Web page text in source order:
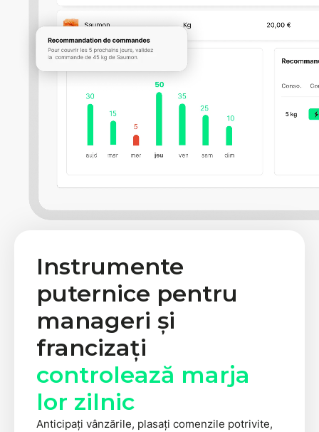
Instrumente
puternice pentru
manageri și
francizați
controlează marja
lor zilnic
Anticipați vânzările, plasați comenzile potrivite,